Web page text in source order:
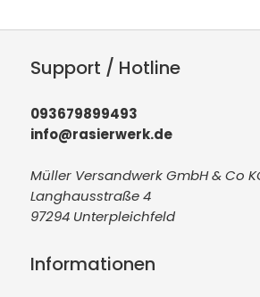
Support / Hotline
093679899493
info@rasierwerk.de
Müller Versandwerk GmbH & Co
Langhausstraße 4
97294 Unterpleichfeld
Informationen